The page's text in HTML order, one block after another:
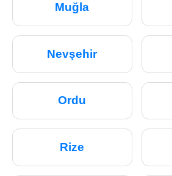
Muğla
Nevşehir
Ordu
Rize